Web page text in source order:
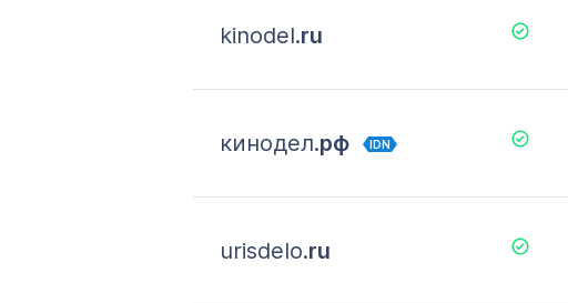
kinodel.ru
кинодел.рф IDN
urisdelo.ru